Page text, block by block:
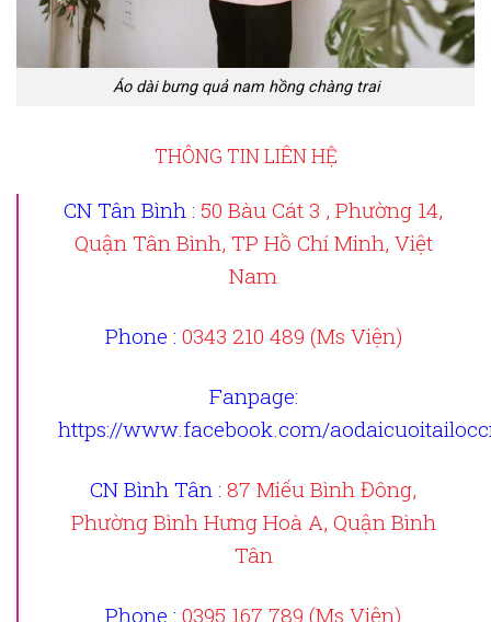
Áo dài bưng quả nam hồng chàng trai
THÔNG TIN LIÊN HỆ
CN Tân Bình : 50 Bàu Cát 3 , Phường 14,
Quận Tân Bình, TP Hồ Chí Minh, Việt
Nam
Phone : 0343 210 489 (Ms Viện)
Fanpage:
https://www.facebook.com/
CN Bình Tân : 87 Miếu Bình Đông,
Phường Bình Hưng Hoà A, Quận Bình
Tân
Phone : 0395 167 789 (Ms Viện)